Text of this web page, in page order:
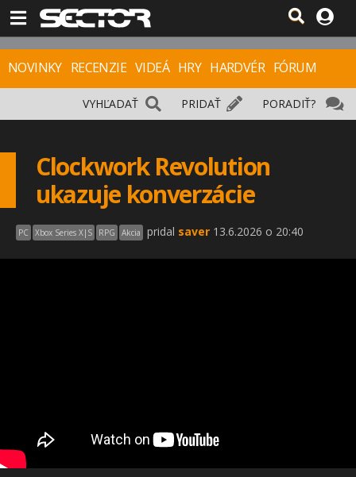
NOVINKY RECENZIE VIDEÁ HRY HARDVÉR FÓRUM
PORADIŤ?
PRIDAŤ
VYHĽADAŤ
Clockwork Revolution
ukazuje konverzácie
PC Xbox Series X|S RPG Akcia pridal saver 13.6.2026 o 20:40